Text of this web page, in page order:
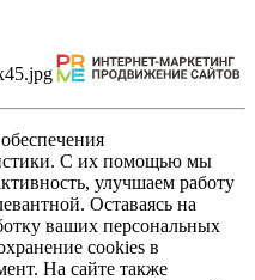
С их помощью мы
улучшаем работу
Оставаясь на
ваших персональных
cookies в
На сайте также